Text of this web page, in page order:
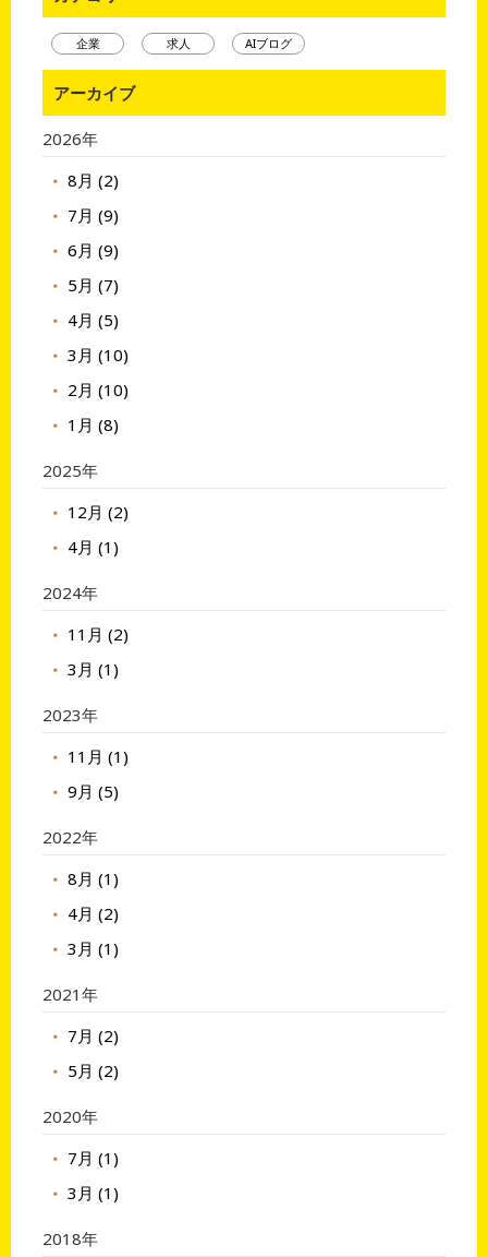
企業 求人 AIブログ
アーカイブ
2026年
8月 (2)
7月 (9)
6月 (9)
5月 (7)
4月 (5)
3月 (10)
2月 (10)
1月 (8)
2025年
12月 (2)
4月 (1)
2024年
11月 (2)
3月 (1)
2023年
11月 (1)
9月 (5)
2022年
8月 (1)
4月 (2)
3月 (1)
2021年
7月 (2)
5月 (2)
2020年
7月 (1)
3月 (1)
2018年